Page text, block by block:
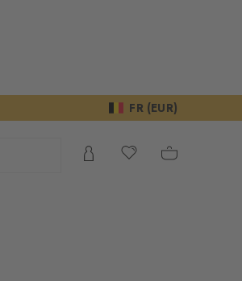
FR (EUR)